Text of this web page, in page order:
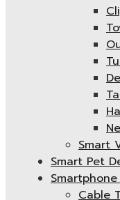
Smart
Smart Pet
Cable